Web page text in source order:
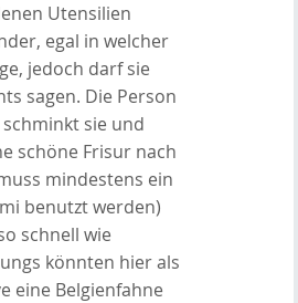
Utensilien
egal in welcher
jedoch darf sie
sagen. Die Person
sie und
schöne Frisur nach
mindestens ein
benutzt werden)
schnell wie
könnten hier als
eine Belgienfahne